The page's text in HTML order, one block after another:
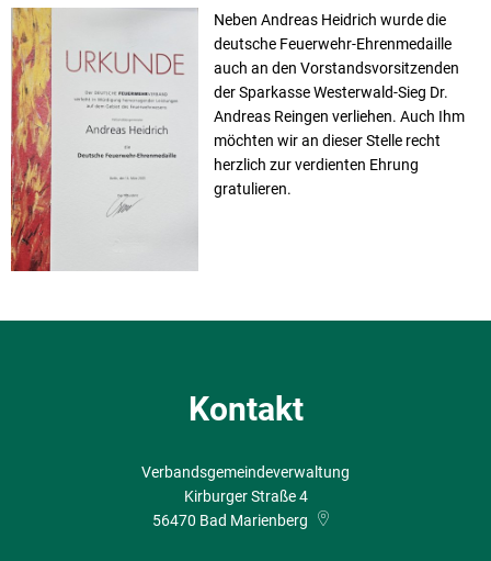
Neben Andreas Heidrich wurde die
deutsche Feuerwehr-Ehrenmedaille
auch an den Vorstandsvorsitzenden
der Sparkasse Westerwald-Sieg Dr.
Andreas Reingen verliehen. Auch Ihm
möchten wir an dieser Stelle recht
herzlich zur verdienten Ehrung
gratulieren.
Kontakt
Verbandsgemeindeverwaltung
Kirburger Straße 4
56470 Bad Marienberg